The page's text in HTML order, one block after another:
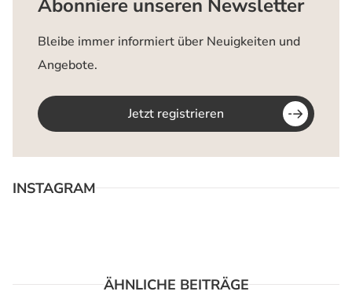
Abonniere unseren Newsletter
Bleibe immer informiert über Neuigkeiten und
Angebote.
Jetzt registrieren
INSTAGRAM
ÄHNLICHE BEITRÄGE